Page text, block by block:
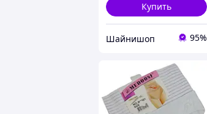
Купить
Шайнишоп 95%